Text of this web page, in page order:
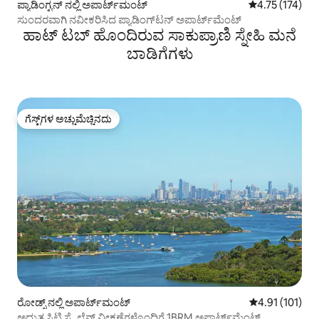
ಪ್ಯಾಡಿಂಗ್ಟನ್ ನಲ್ಲಿ ಅಪಾರ್ಟ್‌ಮಂಟ್ 5 ರಲ್ಲಿ 4.75
4.75 (174)
ಸುಂದರವಾಗಿ ನವೀಕರಿಸಿದ ಪ್ಯಾಡಿಂಗ್‌ಟನ್ ಅಪಾರ್ಟ್‌ಮೆಂಟ್
ಹಾಟ್ ಟಬ್ ಹೊಂದಿರುವ ಸಾಕುಪ್ರಾಣಿ ಸ್ನೇಹಿ ಮನೆ
ಬಾಡಿಗೆಗಳು
ಗೆಸ್ಟ್‌ಗಳ ಅಚ್ಚುಮೆಚ್ಚಿನದು
ಗೆಸ್ಟ್‌ಗಳ ಅಚ್ಚುಮೆಚ್ಚಿನದು
ರೋಡ್ಸ್ ನಲ್ಲಿ ಅಪಾರ್ಟ್‌ಮಂಟ್ 5 ರಲ್ಲಿ 4.91
4.91 (101)